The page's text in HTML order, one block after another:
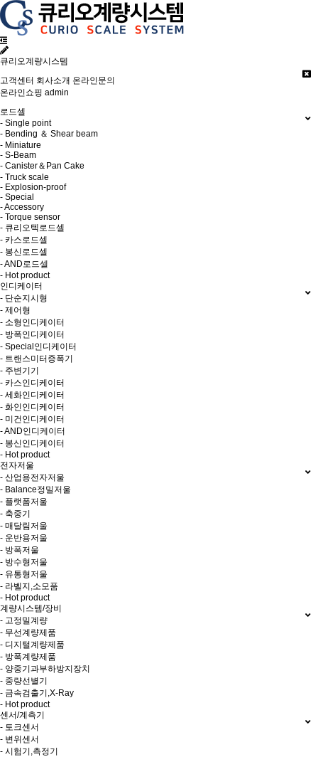
큐리오계량시스템
고객센터 회사소개 온라인문의
온라인쇼핑 admin
로드셀
- Single point
- Bending ＆ Shear beam
- Miniature
- S-Beam
- Canister＆Pan Cake
- Truck scale
- Explosion-proof
- Special
- Accessory
- Torque sensor
- 큐리오텍로드셀
- 카스로드셀
- 봉신로드셀
- AND로드셀
- Hot product
인디케이터
- 단순지시형
- 제어형
- 소형인디케이터
- 방폭인디케이터
- Special인디케이터
- 트랜스미터증폭기
- 주변기기
- 카스인디케이터
- 세화인디케이터
- 화인인디케이터
- 미건인디케이터
- AND인디케이터
- 봉신인디케이터
- Hot product
전자저울
- 산업용전자저울
- Balance정밀저울
- 플랫폼저울
- 축중기
- 매달림저울
- 운반용저울
- 방폭저울
- 방수형저울
- 유통형저울
- 라벨지,소모품
- Hot product
계량시스템/장비
- 고정밀계량
- 무선계량제품
- 디지털계량제품
- 방폭계량제품
- 양중기과부하방지장치
- 중량선별기
- 금속검출기,X-Ray
- Hot product
센서/계측기
- 토크센서
- 변위센서
- 시험기,측정기